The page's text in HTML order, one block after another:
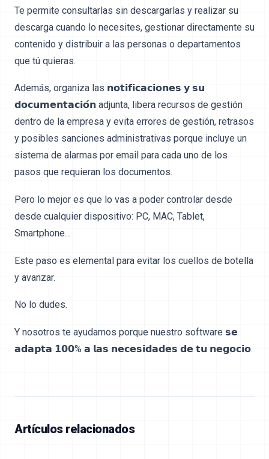
Te permite consultarlas sin descargarlas y realizar su
descarga cuando lo necesites, gestionar directamente su
contenido y distribuir a las personas o departamentos
que tú quieras.
Además, organiza las 𝗻𝗼𝘁𝗶𝗳𝗶𝗰𝗮𝗰𝗶𝗼𝗻𝗲𝘀 𝘆 𝘀𝘂
𝗱𝗼𝗰𝘂𝗺𝗲𝗻𝘁𝗮𝗰𝗶𝗼́𝗻 adjunta, libera recursos de gestión
dentro de la empresa y evita errores de gestión, retrasos
y posibles sanciones administrativas porque incluye un
sistema de alarmas por email para cada uno de los
pasos que requieran los documentos.
Pero lo mejor es que lo vas a poder controlar desde
desde cualquier dispositivo: PC, MAC, Tablet,
Smartphone…
Este paso es elemental para evitar los cuellos de botella
y avanzar.
No lo dudes.
Y nosotros te ayudamos porque nuestro software 𝘀𝗲
𝗮𝗱𝗮𝗽𝘁𝗮 𝟭𝟬𝟬% 𝗮 𝗹𝗮𝘀 𝗻𝗲𝗰𝗲𝘀𝗶𝗱𝗮𝗱𝗲𝘀 𝗱𝗲 𝘁𝘂 𝗻𝗲𝗴𝗼𝗰𝗶𝗼.
Artículos relacionados